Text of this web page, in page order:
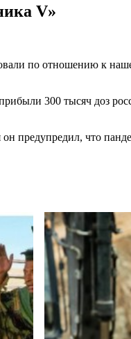
V»
по отношению к
300 тысяч доз
предупредил, что